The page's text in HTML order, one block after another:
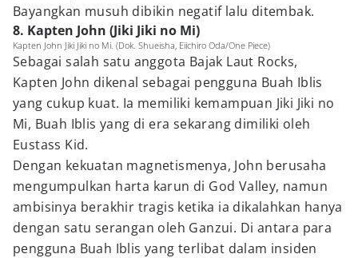
Bayangkan musuh dibikin negatif lalu ditembak.
8. Kapten John (Jiki Jiki no Mi)
Kapten John Jiki Jiki no Mi. (Dok. Shueisha, Eiichiro Oda/One Piece)
Sebagai salah satu anggota Bajak Laut Rocks,
Kapten John dikenal sebagai pengguna Buah Iblis
yang cukup kuat. Ia memiliki kemampuan Jiki Jiki no
Mi, Buah Iblis yang di era sekarang dimiliki oleh
Eustass Kid.
Dengan kekuatan magnetismenya, John berusaha
mengumpulkan harta karun di God Valley, namun
ambisinya berakhir tragis ketika ia dikalahkan hanya
dengan satu serangan oleh Ganzui. Di antara para
pengguna Buah Iblis yang terlibat dalam insiden